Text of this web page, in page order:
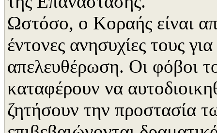
Ωστόσο, ο Κοραής είναι
έντονες ανησυχίες τους
απελευθέρωση. Οι φόβοι
καταφέρουν να
ζητήσουν την προστασία